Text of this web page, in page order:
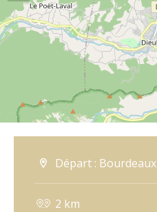
Départ : Bourdeaux
2 km